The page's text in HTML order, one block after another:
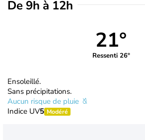
De 9h à 12h
21°
Ressenti 26°
Ensoleillé.
Sans précipitations.
Aucun risque de pluie
Indice UV5 Modéré